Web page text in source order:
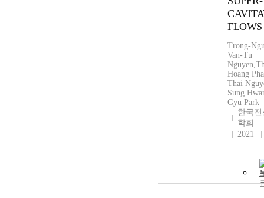
FLOWS
Trong-
Van-Tu
Hoang
Thai
Sung
Gyu Park
한국
학회
2021